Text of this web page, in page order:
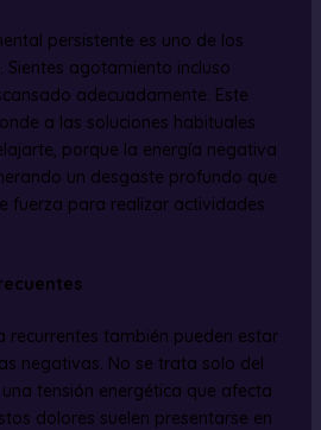
persistente es uno de los
Sientes agotamiento incluso
adecuadamente. Este
a las soluciones habituales
porque la energía negativa
un desgaste profundo que
fuerza para realizar actividades
recurrentes también pueden estar
negativas. No se trata solo del
tensión energética que afecta
dolores suelen presentarse en